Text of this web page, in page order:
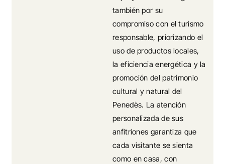
también por su
compromiso con el turismo
responsable, priorizando el
uso de productos locales,
la eficiencia energética y la
promoción del patrimonio
cultural y natural del
Penedès. La atención
personalizada de sus
anfitriones garantiza que
cada visitante se sienta
como en casa, con